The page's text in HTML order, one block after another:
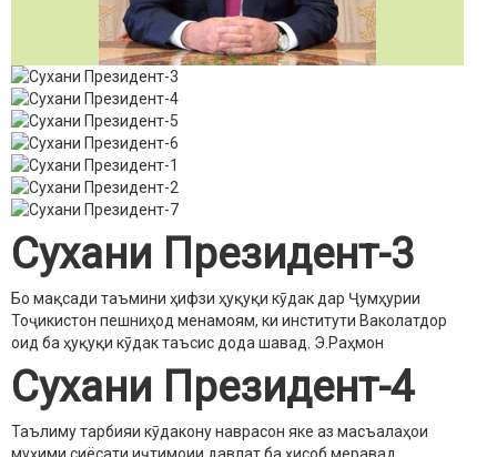
Сухани Президент-3
Бо мақсади таъмини ҳифзи ҳуқуқи кӯдак дар Ҷумҳурии
Тоҷикистон пешниҳод менамоям, ки институти Ваколатдор
оид ба ҳуқуқи кӯдак таъсис дода шавад. Э.Раҳмон
Сухани Президент-4
Таълиму тарбияи кӯдакону наврасон яке аз масъалаҳои
муҳими сиёсати иҷтимоии давлат ба ҳисоб меравад.